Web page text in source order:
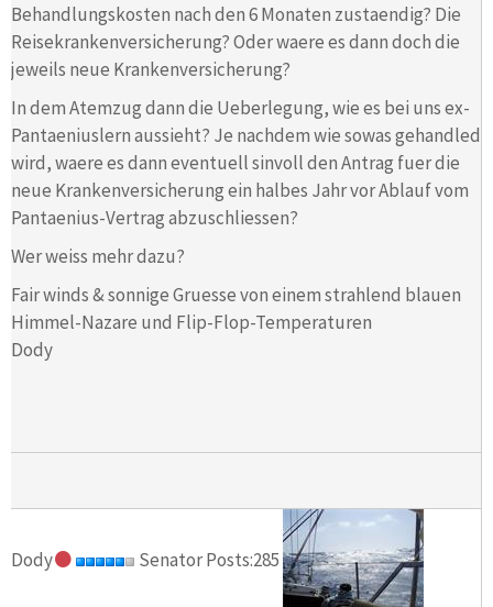
Behandlungskosten nach den 6 Monaten zustaendig? Die
Reisekrankenversicherung? Oder waere es dann doch die
jeweils neue Krankenversicherung?
In dem Atemzug dann die Ueberlegung, wie es bei uns ex-
Pantaeniuslern aussieht? Je nachdem wie sowas gehandled
wird, waere es dann eventuell sinvoll den Antrag fuer die
neue Krankenversicherung ein halbes Jahr vor Ablauf vom
Pantaenius-Vertrag abzuschliessen?
Wer weiss mehr dazu?
Fair winds & sonnige Gruesse von einem strahlend blauen
Himmel-Nazare und Flip-Flop-Temperaturen
Dody
Dody Senator Posts:285